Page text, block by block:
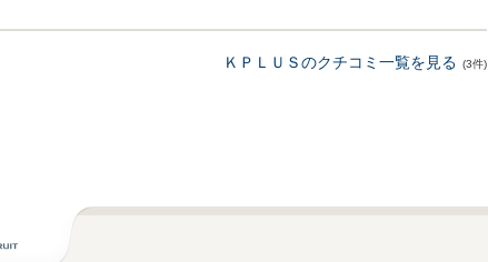
ＫＰＬＵＳのクチコミ一覧を見る (3件)